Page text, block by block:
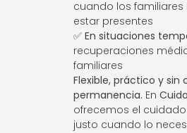
cuando los familiares
estar presentes
✅ En situaciones
recuperaciones
familiares
Flexible, práctico y sin
permanencia. En
ofrecemos el
justo cuando lo